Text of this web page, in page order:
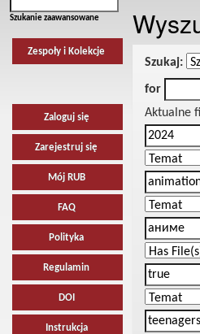
Szukanie zaawansowane
Zespoły i Kolekcje
Zaloguj się
Zarejestruj się
Mój RUB
FAQ
Polityka
Regulamin
DOI
Instrukcja
Szukaj:
for
Aktualne